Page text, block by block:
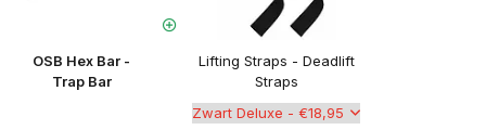
OSB Hex Bar -
Trap Bar
Lifting Straps - Deadlift
Straps